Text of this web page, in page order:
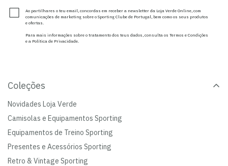
Ao partilhares o teu email, concordas em receber a newsletter da Loja Verde Online, com
comunicações de marketing sobre o Sporting Clube de Portugal, bem como os seus produtos
e ofertas.
Para mais informações sobre o tratamento dos teus dados, consulta os Termos e Condições
e a Política de Privacidade.
Coleções
Novidades Loja Verde
Camisolas e Equipamentos Sporting
Equipamentos de Treino Sporting
Presentes e Acessórios Sporting
Retro & Vintage Sporting